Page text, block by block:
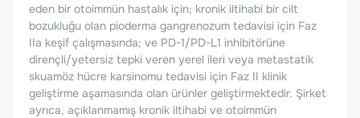
eden bir otoimmün hastalık için; kronik iltihabi bir cilt
bozukluğu olan pioderma gangrenozum tedavisi için Faz
IIa keşif çalışmasında; ve PD-1/PD-L1 inhibitörüne
dirençli/yetersiz tepki veren yerel ileri veya metastatik
skuamöz hücre karsinomu tedavisi için Faz II klinik
geliştirme aşamasında olan ürünler geliştirmektedir. Şirket
ayrıca, açıklanmamış kronik iltihabi ve otoimmün